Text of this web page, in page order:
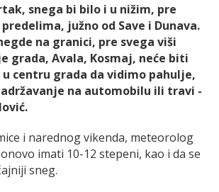
snega bi bilo i u nižim, pre
južno od Save i Dunava.
na granici, pre svega viši
grada, Avala, Kosmaj, neće biti
centru grada da vidimo pahulje,
na automobilu ili travi -
i narednog vikenda, meteorolog
imati 10-12 stepeni, kao i da se
sneg.